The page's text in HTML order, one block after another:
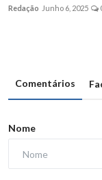
Redação Junho 6, 2025
Comentários
Nome